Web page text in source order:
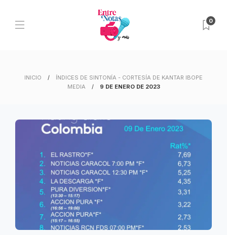
0
INICIO
ÍNDICES DE SINTONÍA - CORTESÍA DE KANTAR IBOPE
MEDIA
9 DE ENERO DE 2023